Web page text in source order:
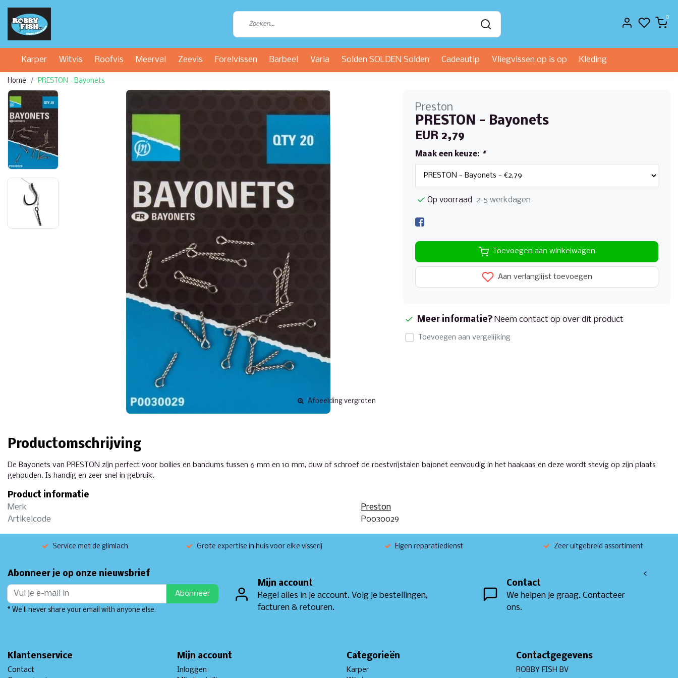
0
Karper Witvis Roofvis Meerval Zeevis Forelvissen Barbeel Varia Solden SOLDEN Solden Cadeautip Vliegvissen op is op Kleding
Home PRESTON - Bayonets
Afbeelding vergroten
Preston
PRESTON - Bayonets
EUR 2,79
Maak een keuze: *
Op voorraad 2-5 werkdagen
Toevoegen aan winkelwagen
Aan verlanglijst toevoegen
Meer informatie? Neem contact op over dit product
Toevoegen aan vergelijking
Productomschrijving
De Bayonets van PRESTON zijn perfect voor boilies en bandums tussen 6 mm en 10 mm, duw of schroef de roestvrijstalen bajonet eenvoudig in het haakaas en deze wordt stevig op zijn plaats
gehouden. Is handig en zeer snel in gebruik.
Product informatie
Merk
Preston
Artikelcode
P0030029
Service met de glimlach Grote expertise in huis voor elke visserij Eigen reparatiedienst Zeer uitgebreid assortiment
Abonneer je op onze nieuwsbrief
Abonneer
* We'll never share your email with anyone else.
Mijn account
Regel alles in je account. Volg je bestellingen,
facturen & retouren.
Contact
We helpen je graag. Contacteer
ons.
<
Klantenservice
Contact
Mijn account
Inloggen
Categorieën
Karper
Contactgegevens
ROBBY FISH BV